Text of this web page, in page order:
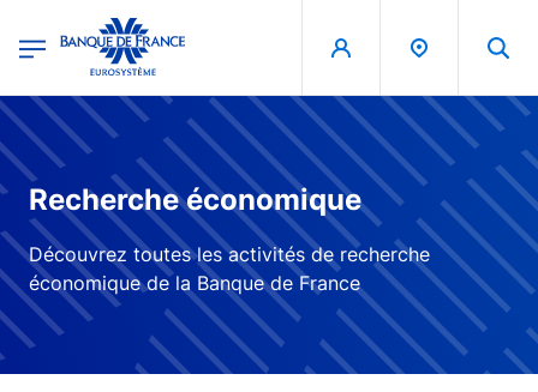
Banque de France - Menu Principal
Recherche économique
Découvrez toutes les activités de recherche
économique de la Banque de France